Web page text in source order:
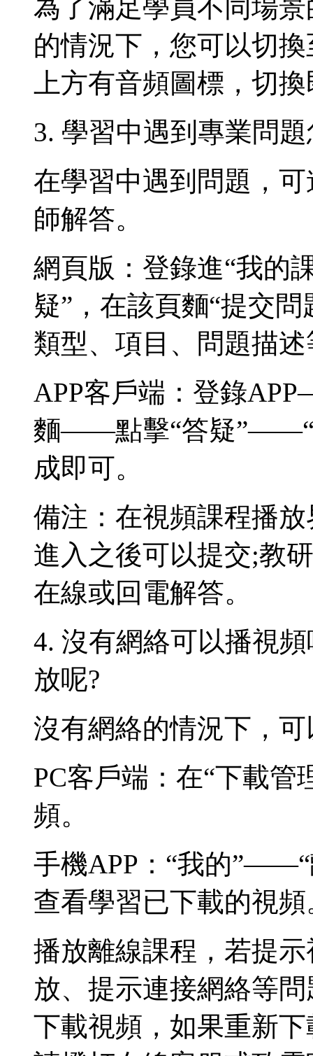
為了滿足學員不同場
的情況下，您可以切
上方有音頻圖標，切
3. 學習中遇到專業問
在學習中遇到問題，
師解答。
網頁版：登錄進“我的
疑”，在該頁麵“提交
類型、項目、問題描述
APP客戶端：登錄
麵——點擊“答疑
成即可。
備注：在視頻課程播
進入之後可以提交;教
在線或回電解答。
4. 沒有網絡可以播視
放呢?
沒有網絡的情況下，
PC客戶端：在“下載管
頻。
手機APP：“我的
查看學習已下載的視頻
播放離線課程，若提
放、提示連接網絡等
下載視頻，如果重新